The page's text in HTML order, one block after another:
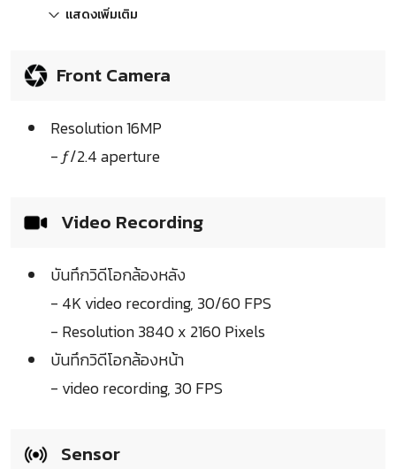
แสดงเพิ่มเติม
Front Camera
Resolution 16MP
- ƒ/2.4 aperture
Video Recording
บันทึกวิดีโอกล้องหลัง
- 4K video recording, 30/60 FPS
- Resolution 3840 x 2160 Pixels
บันทึกวิดีโอกล้องหน้า
- video recording, 30 FPS
Sensor